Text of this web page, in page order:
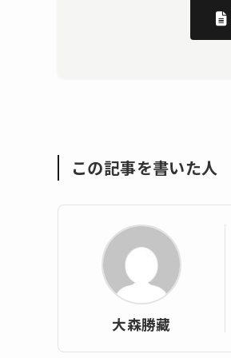
この記事を書いた人
大森勝藏